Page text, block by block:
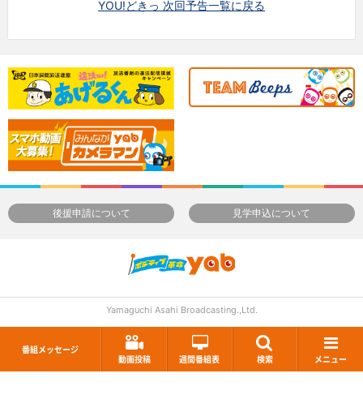
番組メッセージ
動画投稿
週間番組表 検索 メニュー
YOU!どきっ 次回予告一覧に戻る
後援申請について 見学申込について
Yamaguchi Asahi Broadcasting.,Ltd.